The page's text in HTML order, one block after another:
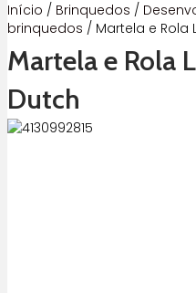
Início / Brinquedos /
brinquedos / Martela e Rola
Martela e Rola
Dutch